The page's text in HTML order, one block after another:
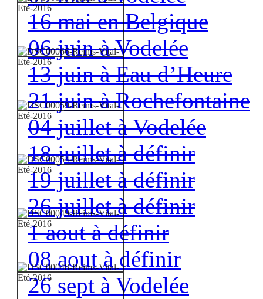
16 mai en Belgique
06 juin à Vodelée
13 juin à Eau d’Heure
21 juin à Rochefontaine
04 juillet à Vodelée
18 juillet à définir
19 juillet à définir
26 juillet à définir
1 aout à définir
08 aout à définir
26 sept à Vodelée